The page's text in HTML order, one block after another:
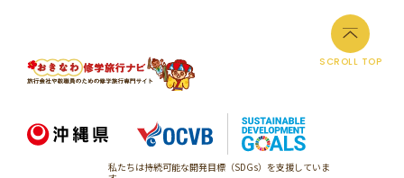
SCROLL TOP
私たちは持続可能な開発目標（SDGs）を支援していま